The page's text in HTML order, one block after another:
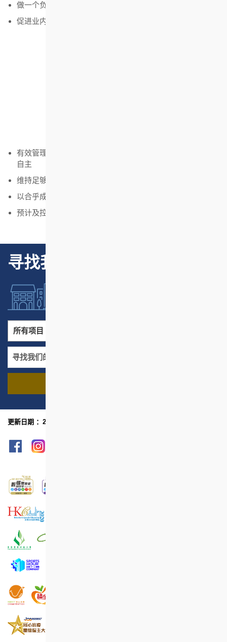
做一个负责任的雇主
促进业内房屋市场的资讯交流及发展
有效管理房协的财政，确保房协可长期持续发展及保持独立
自主
维持足够资源以达成宗旨
以合乎成本效益的方法管理房协资源
预计及控制风险
寻找我们的项目
所有项目
网页指南
更新日期 ：2021年11月